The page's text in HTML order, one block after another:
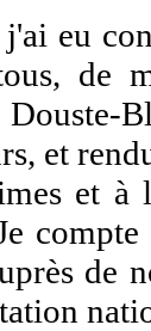
eu
de
et
et à
de